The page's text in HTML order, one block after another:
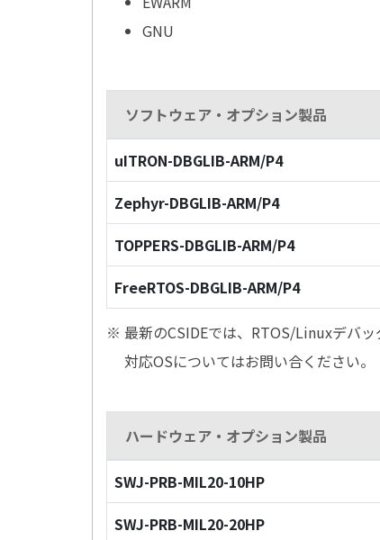
GNU
ソフトウェア・オプション製品
uITRON-DBGLIB-ARM/P4
Zephyr-DBGLIB-ARM/P4
TOPPERS-DBGLIB-ARM/P4
FreeRTOS-DBGLIB-ARM/P4
※ 最新のCSIDEでは、RTOS/Linuxデバッ
対応OSについてはお問い合ください。
ハードウェア・オプション製品
SWJ-PRB-MIL20-10HP
SWJ-PRB-MIL20-20HP